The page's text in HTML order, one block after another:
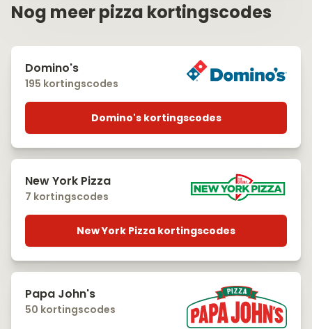
Nog meer pizza kortingscodes
Domino's
195 kortingscodes
Domino's kortingscodes
New York Pizza
7 kortingscodes
New York Pizza kortingscodes
Papa John's
50 kortingscodes